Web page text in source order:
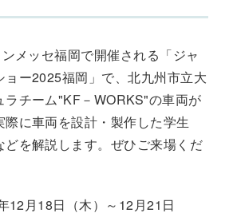
メッセ福岡で開催される「ジャ
ョー2025福岡」で、北九州市立大
ラチーム"KF－ WORKS"の車両が
際に車両を設計・製作した学生
どを解説します。ぜひご来場くだ
12月18日（木）～ 12月21 日